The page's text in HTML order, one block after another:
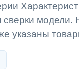
сверки
указаны